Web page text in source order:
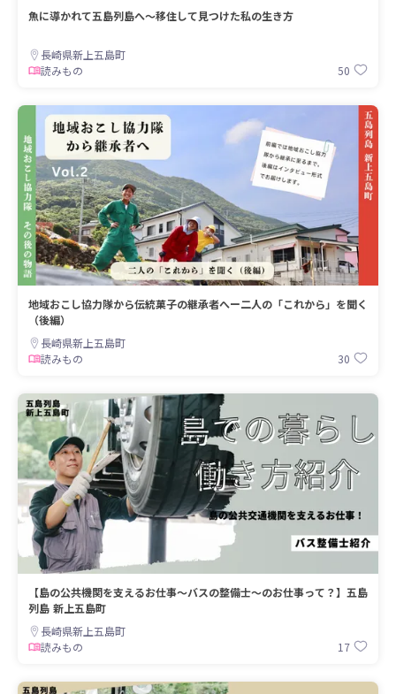
魚に導かれて五島列島へ～移住して見つけた私の生き方
長崎県新上五島町
読みもの
50
地域おこし協力隊から伝統菓子の継承者へー二人の「これから」を聞く
（後編）
長崎県新上五島町
読みもの
30
【島の公共機関を支えるお仕事～バスの整備士～のお仕事って？】五島
列島 新上五島町
長崎県新上五島町
読みもの
17